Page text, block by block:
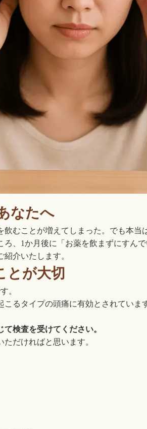
なたへ
むことが増えてしまった。でも本当
、1か月後に「お薬を飲まずにすん
介いたします。
とが大切
。
るタイプの頭痛に有効とされていま
検査を受けてください。
だければと思います。